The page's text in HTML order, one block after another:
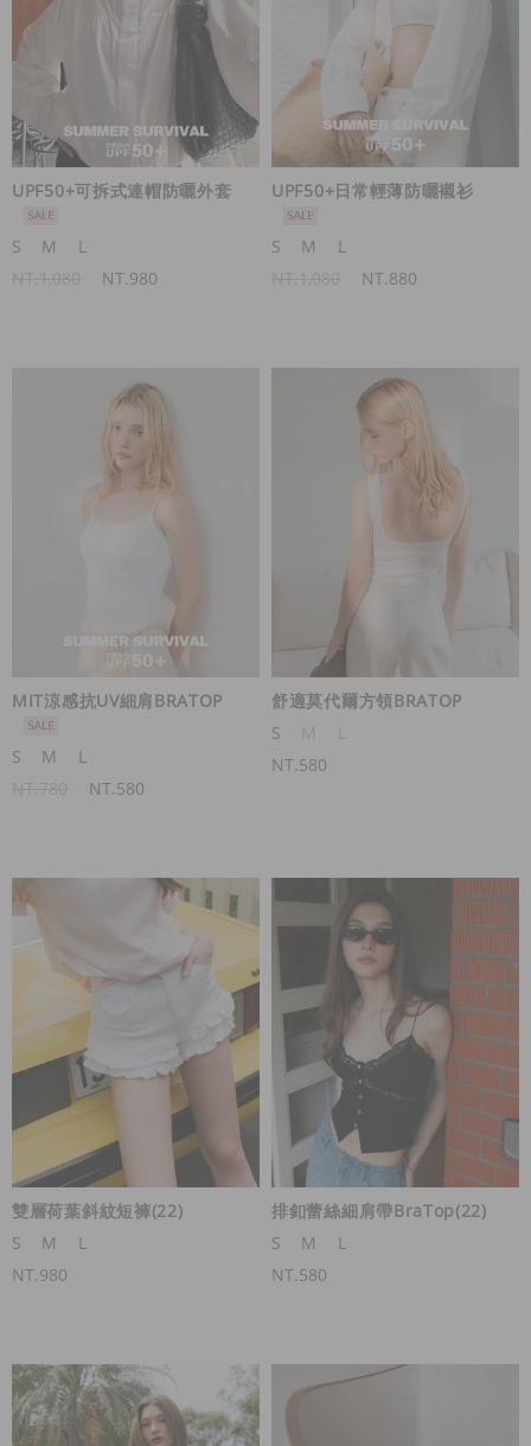
UPF50+可拆式連帽防曬外套
S M
L
NT.980
UPF50+日常輕薄防曬襯衫
S M
L
NT.880
MIT涼感抗UV細肩BRATOP
S M
L
NT.580
舒適莫代爾方領BRATOP
S
NT.580
雙層荷葉斜紋短褲(22)
S
M
L
NT.980
排釦蕾絲細肩帶BraTop(22)
S
M
L
NT.580